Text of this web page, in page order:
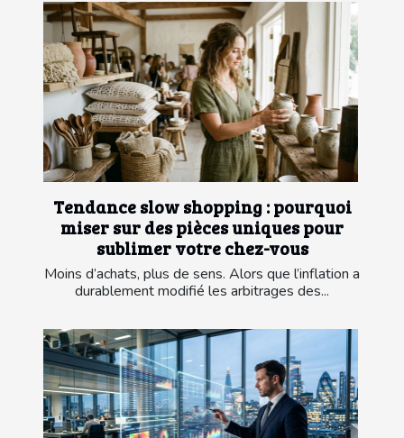
Tendance slow shopping : pourquoi
miser sur des pièces uniques pour
sublimer votre chez-vous
Moins d’achats, plus de sens. Alors que l’inflation a
durablement modifié les arbitrages des...